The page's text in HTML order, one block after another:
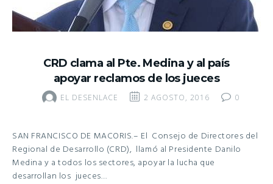
CRD clama al Pte. Medina y al país
apoyar reclamos de los jueces
EL DESENLACE 2 AGOSTO, 2016 0
SAN FRANCISCO DE MACORIS.– El Consejo de Directores del
Regional de Desarrollo (CRD), llamó al Presidente Danilo
Medina y a todos los sectores, apoyar la lucha que
desarrollan los jueces…